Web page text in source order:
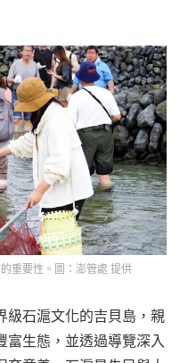
重要性。圖：澎管處 提供
級石滬文化的吉貝島，親
富生態，並透過導覽深入